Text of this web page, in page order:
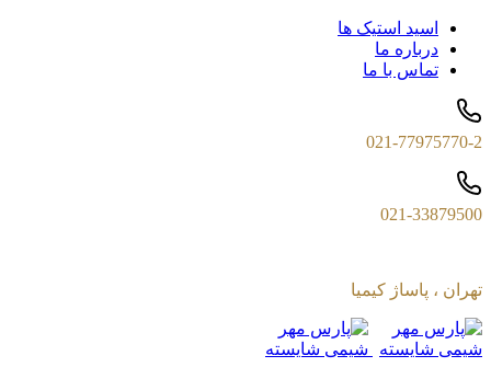
اسید استیک ها
درباره ما
تماس با ما
021-77975770-2
021-33879500
تهران ، پاساژ کیمیا